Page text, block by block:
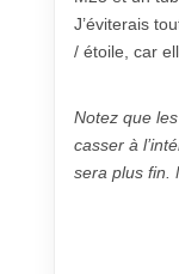
J’éviterais
/ étoile, car
Notez que
casser à
sera plus fin.